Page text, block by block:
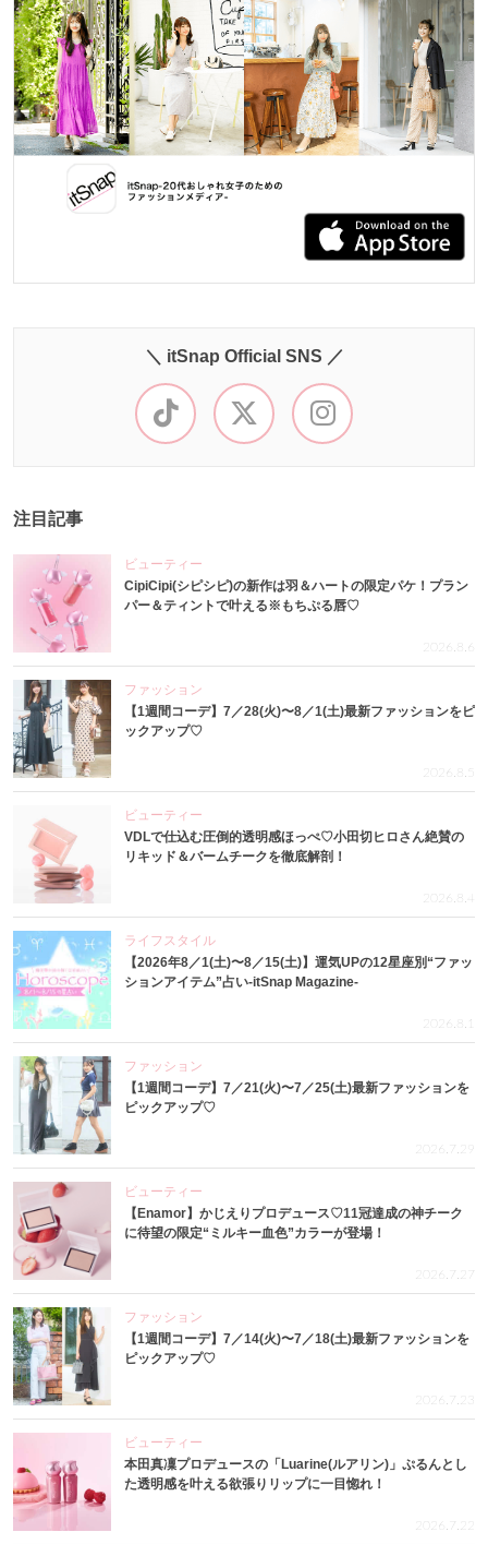
＼ itSnap Official SNS ／
注目記事
ビューティー
CipiCipi(シピシピ)の新作は羽＆ハートの限定パケ！プラン
パー＆ティントで叶える※もちぷる唇♡
2026.8.6
ファッション
【1週間コーデ】7／28(火)〜8／1(土)最新ファッションをピ
ックアップ♡
2026.8.5
ビューティー
VDLで仕込む圧倒的透明感ほっぺ♡小田切ヒロさん絶賛の
リキッド＆バームチークを徹底解剖！
2026.8.4
ライフスタイル
【2026年8／1(土)〜8／15(土)】運気UPの12星座別“ファッ
ションアイテム”占い-itSnap Magazine-
2026.8.1
ファッション
【1週間コーデ】7／21(火)〜7／25(土)最新ファッションを
ピックアップ♡
2026.7.29
ビューティー
【Enamor】かじえりプロデュース♡11冠達成の神チーク
に待望の限定“ミルキー血色”カラーが登場！
2026.7.27
ファッション
【1週間コーデ】7／14(火)〜7／18(土)最新ファッションを
ピックアップ♡
2026.7.23
ビューティー
本田真凜プロデュースの「Luarine(ルアリン)」ぷるんとし
た透明感を叶える欲張りリップに一目惚れ！
2026.7.22